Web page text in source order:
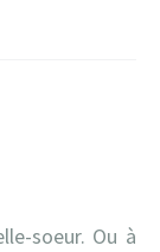
soeur. Ou à